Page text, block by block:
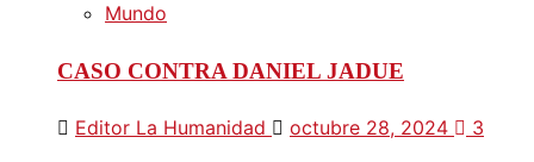
Mundo
CASO CONTRA DANIEL JADUE
Editor La Humanidad octubre 28, 2024 3